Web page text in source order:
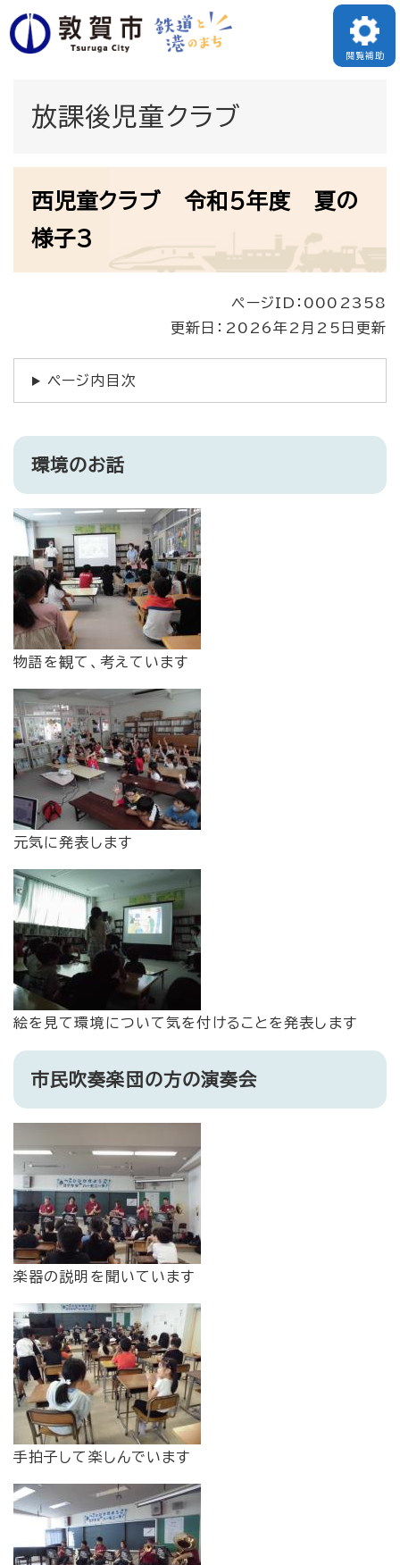
ペ
ー
頭
メニューを飛ばして本文へ
閲覧補助
放課後児童クラブ
西児童クラブ 令和5年度 夏の
様子3
ページID：0002358
更新日：2026年2月25日更新
ページ内目次
環境のお話
物語を観て、考えています
元気に発表します
絵を見て環境について気を付けることを発表します
市民吹奏楽団の方の演奏会
楽器の説明を聞いています
手拍子して楽しんでいます